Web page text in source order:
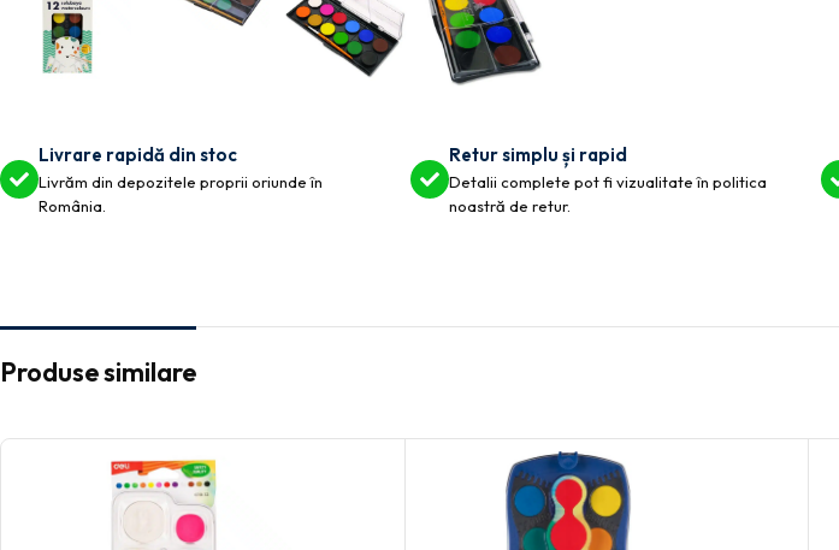
Livrare rapidă din stoc
Livrăm din depozitele proprii oriunde în
România.
Retur simplu și rapid
Detalii complete pot fi vizualitate în politica
noastră de retur.
Produse similare